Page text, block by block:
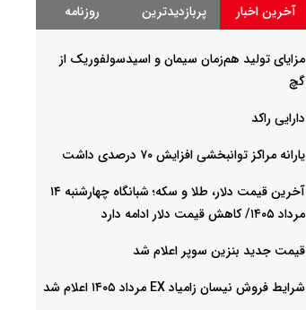
آخرین اخبار پربازدیدترین روزنامه
مزایای تولید هم‌زمان سیمان و اسیدسولفوریک از
گچ
دارایی راکد
یارانه مراکز توانبخشی افزایش ۷۰ درصدی داشت
آخرین قیمت دلار، طلا و سکه؛ شبانگاه چهارشنبه ۱۴
مرداد ۱۴۰۵/ کاهش قیمت دلار ادامه دارد
قیمت جدید بنزین سوپر اعلام شد
شرایط فروش نیسان زامیاد EX مرداد ۱۴۰۵ اعلام شد